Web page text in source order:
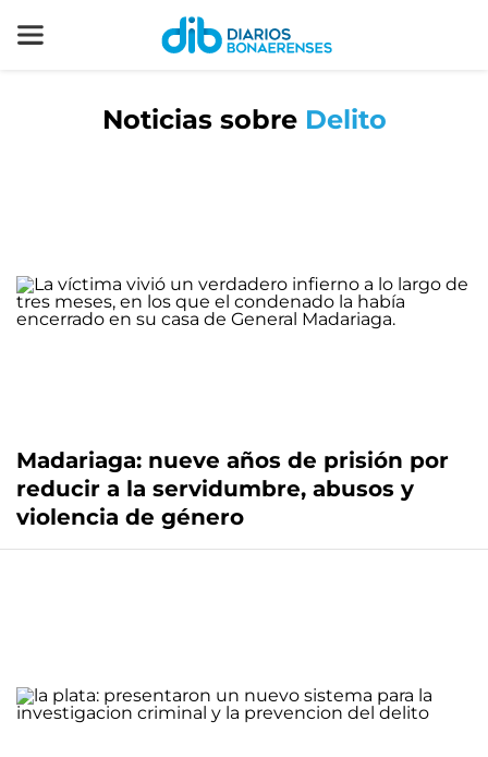
Noticias sobre Delito
Madariaga: nueve años de prisión por
reducir a la servidumbre, abusos y
violencia de género